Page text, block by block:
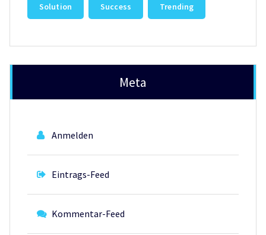
Solution Success Trending
Meta
Anmelden
Eintrags-Feed
Kommentar-Feed